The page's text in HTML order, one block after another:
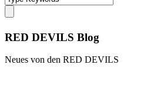
RED DEVILS Blog
Neues von den RED DEVILS